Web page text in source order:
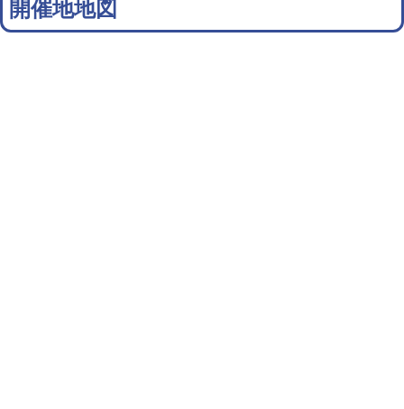
開催地地図